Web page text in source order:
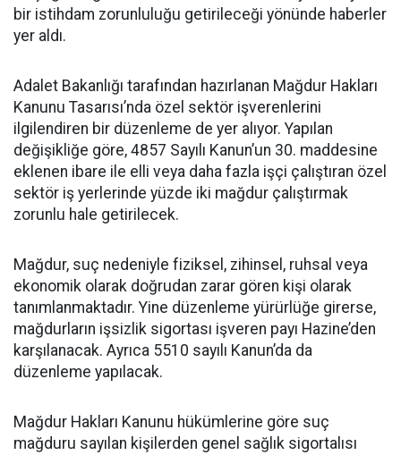
bir istihdam zorunluluğu getirileceği yönünde haberler
yer aldı.
Adalet Bakanlığı tarafından hazırlanan Mağdur Hakları
Kanunu Tasarısı’nda özel sektör işverenlerini
ilgilendiren bir düzenleme de yer alıyor. Yapılan
değişikliğe göre, 4857 Sayılı Kanun’un 30. maddesine
eklenen ibare ile elli veya daha fazla işçi çalıştıran özel
sektör iş yerlerinde yüzde iki mağdur çalıştırmak
zorunlu hale getirilecek.
Mağdur, suç nedeniyle fiziksel, zihinsel, ruhsal veya
ekonomik olarak doğrudan zarar gören kişi olarak
tanımlanmaktadır. Yine düzenleme yürürlüğe girerse,
mağdurların işsizlik sigortası işveren payı Hazine’den
karşılanacak. Ayrıca 5510 sayılı Kanun’da da
düzenleme yapılacak.
Mağdur Hakları Kanunu hükümlerine göre suç
mağduru sayılan kişilerden genel sağlık sigortalısı